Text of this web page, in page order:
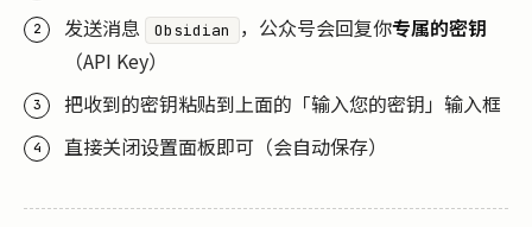
发送消息
Obsidian ，公众号会回复你专属的密钥
（API Key）
把收到的密钥粘贴到上面的「输入您的密钥」输入框
直接关闭设置面板即可（会自动保存）